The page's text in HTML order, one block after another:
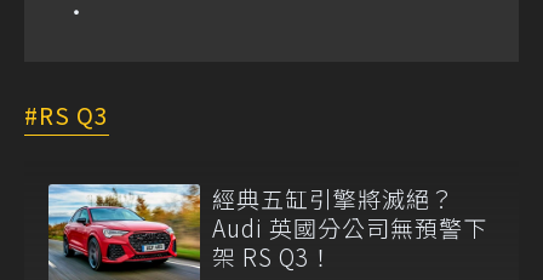
RS Q3
經典五缸引擎將滅絕？
Audi 英國分公司無預警下
架 RS Q3！